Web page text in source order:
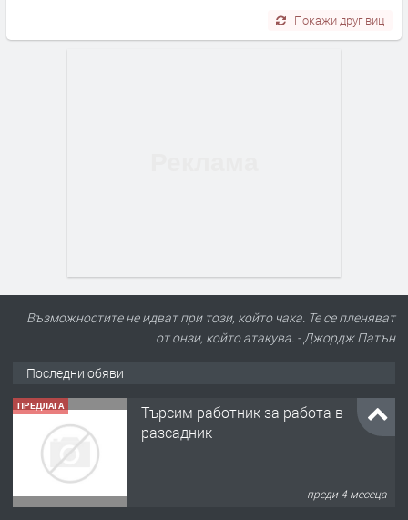
Покажи друг виц
Възможностите не идват при този, който чака. Те се пленяват
от онзи, който атакува. - Джордж Патън
Последни обяви
ПРЕДЛАГА 🌱 Работник в разсадник
преди 4 месеца